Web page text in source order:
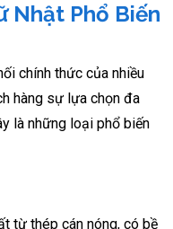
Nhật Phổ Biến
chính thức của nhiều
hàng sự lựa chọn đa
là những loại phổ biến
từ thép cán nóng, có bề